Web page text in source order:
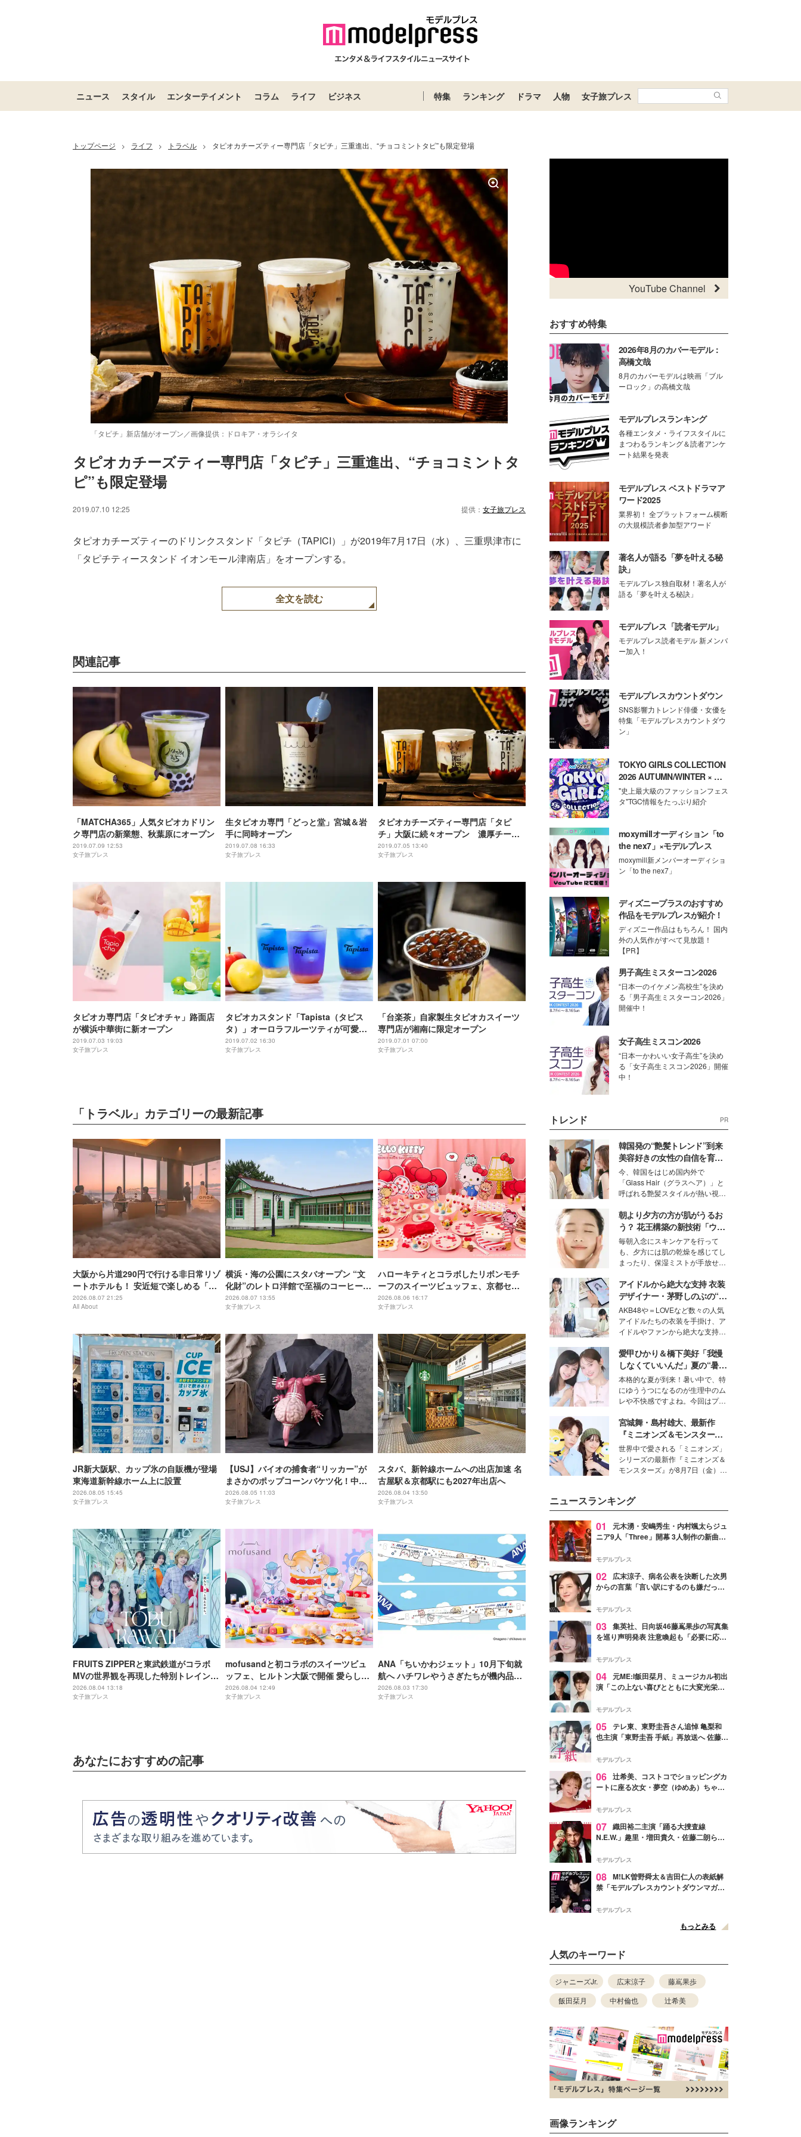
ニュース スタイル エンターテイメント コラム ライフ ビジネス 特集 ランキング ドラマ 人物 女子旅プレス
トップページ > ライフ > トラベル > タピオカチーズティー専門店「タピチ」三重進出、“チョコミントタピ”も限定登場
「タピチ」新店舗がオープン／画像提供：ドロキア・オラシイタ
タピオカチーズティー専門店「タピチ」三重進出、“チョコミントタ
ピ”も限定登場
2019.07.10 12:25 提供： 女子旅プレス
タピオカチーズティーのドリンクスタンド「タピチ（TAPICI）」が2019年7月17日（水）、三重県津市に
「タピチティースタンド イオンモール津南店」をオープンする。
全文を読む
関連記事
「MATCHA365」人気タピオカドリン
ク専門店の新業態、秋葉原にオープン
2019.07.09 12:53
女子旅プレス
生タピオカ専門「どっと堂」宮城＆岩
手に同時オープン
2019.07.08 16:33
女子旅プレス
タピオカチーズティー専門店「タピ
チ」大阪に続々オープン 濃厚チーズ
フォーム×もちもちタピオカ
2019.07.05 13:40
女子旅プレス
タピオカ専門店「タピオチャ」路面店
が横浜中華街に新オープン
2019.07.03 19:03
女子旅プレス
タピオカスタンド「Tapista（タピス
タ）」オーロラフルーツティが可愛す
ぎ 国内最大店が渋谷にオープン
2019.07.02 16:30
女子旅プレス
「台楽茶」自家製生タピオカスイーツ
専門店が湘南に限定オープン
2019.07.01 07:00
女子旅プレス
「トラベル」カテゴリーの最新記事
大阪から片道290円で行ける非日常リゾ
ートホテルも！ 安近短で楽しめる「関
西穴場」のおすすめホテル3選
2026.08.07 21:25
All About
横浜・海の公園にスタバオープン “文
化財”のレトロ洋館で至福のコーヒー時
間
2026.08.07 13:55
女子旅プレス
ハローキティとコラボしたリボンモチ
ーフのスイーツビュッフェ、京都セン
チュリーホテルで開催
2026.08.06 16:17
女子旅プレス
JR新大阪駅、カップ氷の自販機が登場
東海道新幹線ホーム上に設置
2026.08.05 15:45
女子旅プレス
【USJ】バイオの捕食者“リッカー”が
まさかのポップコーンバケツ化！中身
は味噌フレーバー
2026.08.05 11:03
女子旅プレス
スタバ、新幹線ホームへの出店加速 名
古屋駅＆京都駅にも2027年出店へ
2026.08.04 13:50
女子旅プレス
FRUITS ZIPPERと東武鉄道がコラボ
MVの世界観を再現した特別トレイン＆
メンバーの限定アナウンス
2026.08.04 13:18
女子旅プレス
mofusandと初コラボのスイーツビュ
ッフェ、ヒルトン大阪で開催 愛らしい
にゃんこ達がケーキに
2026.08.04 12:49
女子旅プレス
ANA「ちいかわジェット」10月下旬就
航へ ハチワレやうさぎたちが機内品に
＆制服姿の限定グッズも
2026.08.03 17:30
女子旅プレス
あなたにおすすめの記事
YouTube Channel
おすすめ特集
2026年8月のカバーモデル：
高橋文哉
8月のカバーモデルは映画「ブル
ーロック」の高橋文哉
モデルプレスランキング
各種エンタメ・ライフスタイルに
まつわるランキング＆読者アンケ
ート結果を発表
モデルプレス ベストドラマア
ワード2025
業界初！ 全プラットフォーム横断
の大規模読者参加型アワード
著名人が語る「夢を叶える秘
訣」
モデルプレス独自取材！著名人が
語る「夢を叶える秘訣」
モデルプレス「読者モデル」
モデルプレス読者モデル 新メンバ
ー加入！
モデルプレスカウントダウン
SNS影響力トレンド俳優・女優を
特集「モデルプレスカウントダウ
ン」
TOKYO GIRLS COLLECTION
2026 AUTUMN/WINTER × モ
デルプレス
"史上最大級のファッションフェス
タ"TGC情報をたっぷり紹介
moxymillオーディション「to
the nex7」×モデルプレス
moxymill新メンバーオーディショ
ン「to the nex7」
ディズニープラスのおすすめ
作品をモデルプレスが紹介！
ディズニー作品はもちろん！ 国内
外の人気作がすべて見放題！
【PR】
男子高生ミスターコン2026
“日本一のイケメン高校生”を決め
る「男子高生ミスターコン2026」
開催中！
女子高生ミスコン2026
“日本一かわいい女子高生”を決め
る「女子高生ミスコン2026」開催
中！
トレンド PR
韓国発の“艶髪トレンド”到来
美容好きの女性の自信を育む
「ヘアケア事情」って？
今、韓国をはじめ国内外で
「Glass Hair（グラスヘア）」と
呼ばれる艶髪スタイルが熱い視線
ションの完成度を高めるベースと
して、“髪そのものの美しさ”に改
めて注目する人が増えている様
子。今回は、そんな憧れの艶やか
な髪を日常で叶える、美容好きの
女性たちのヘアケア事情を紹介し
ます。
朝より夕方の方が肌がうるお
う？ 花王構築の新技術「ウォ
ーターキャプチャリングスキ
ン（捕水肌）」がスキンケア
の常識を変える予感
毎朝入念にスキンケアを行って
も、夕方には肌の乾燥を感じてし
まったり、保湿ミストが手放せな
な美容の常識を大きく変える可能
性を秘めた、革新的な「Water
Capturing Skin（ウォーターキャ
プチャリングスキン：捕水肌）」
技術を、花王が構築した。
アイドルから絶大な支持 衣装
デザイナー・茅野しのぶの“可
愛い”を作る美学＜「シチズン
クロスシー」インタビュー＞
AKB48や＝LOVEなど数々の人気
アイドルたちの衣装を手掛け、ア
イドルやファンから絶大な支持を
取締役兼クリエイティブディレク
ター・茅野しのぶ。一人ひとりの
個性に寄り添い、魅力を引き出す
衣装作りは、多くの女性たちに勇
気と自信を与え続けている。
愛甲ひかり＆橋下美好「我慢
しなくていいんだ」夏の“暑さ
対策”の新しい選択肢とは？
本格的な夏が到来！暑い中で、特
にゆううつになるのが生理中のム
レや不快感ですよね。今回はプラ
モデル・愛甲ひかりさんと橋下美
好さんを迎えて本音で女子会トー
ク。猛暑のお出かけを快適に過ご
すヒントや、2人が感動した夏の
生理の新常識にも迫りました。
宮城舞・島村雄大、最新作
『ミニオンズ＆モンスター
ズ』の魅力熱弁 ハチャメチャ
だけじゃない“友情と絆”に感
動
世界中で愛される「ミニオンズ」
シリーズの最新作『ミニオンズ＆
モンスターズ』が8月7日（金）に
デルの宮城舞と島村雄大の特別対
談をお届け！それぞれの視点か
ら、今作ならではの魅力や予想外
の感動をもたらす奥深いストーリ
た。
ニュースランキング
01
元木湧・安嶋秀生・内村颯太らジュ
ニア9人「Three」開幕 3人制作の新曲＆
進んで夢を掴みたい」【ゲネプロレポ】
モデルプレス
02
広末涼子、病名公表を決断した次男
からの言葉「言い訳にするのも嫌だっ
モデルプレス
03 集英社、日向坂46藤嶌果歩の写真集
を巡り声明発表 注意喚起も「必要に応じ
モデルプレス
04 元ME:I飯田栞月、ミュージカル初出
演「この上ない喜びとともに大変光栄」
ャスト発表
モデルプレス
05 テレ東、東野圭吾さん追悼 亀梨和
也主演「東野圭吾 手紙」再放送へ 佐藤隆
モデルプレス
06 辻希美、コストコでショッピングカ
ートに座る次女・夢空（ゆめあ）ちゃん
ぎ」「成長を感じる」の声
モデルプレス
07 織田裕二主演「踊る大捜査線
N.E.W.」趣里・増田貴久・佐藤二朗ら新
徴する“謎のキーワード”も
モデルプレス
08 M!LK曽野舜太＆吉田仁人の表紙解
禁「モデルプレスカウントダウンマガジ
モデルプレス
もっとみる
人気のキーワード
ジャニーズJr. 広末涼子
藤嶌果歩
飯田栞月
中村倫也 辻希美
画像ランキング